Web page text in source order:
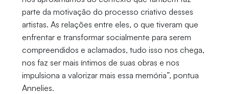
parte da motivação do processo criativo desses
artistas. As relações entre eles, o que tiveram que
enfrentar e transformar socialmente para serem
compreendidos e aclamados, tudo isso nos chega,
nos faz ser mais íntimos de suas obras e nos
impulsiona a valorizar mais essa memória”, pontua
Annelies.